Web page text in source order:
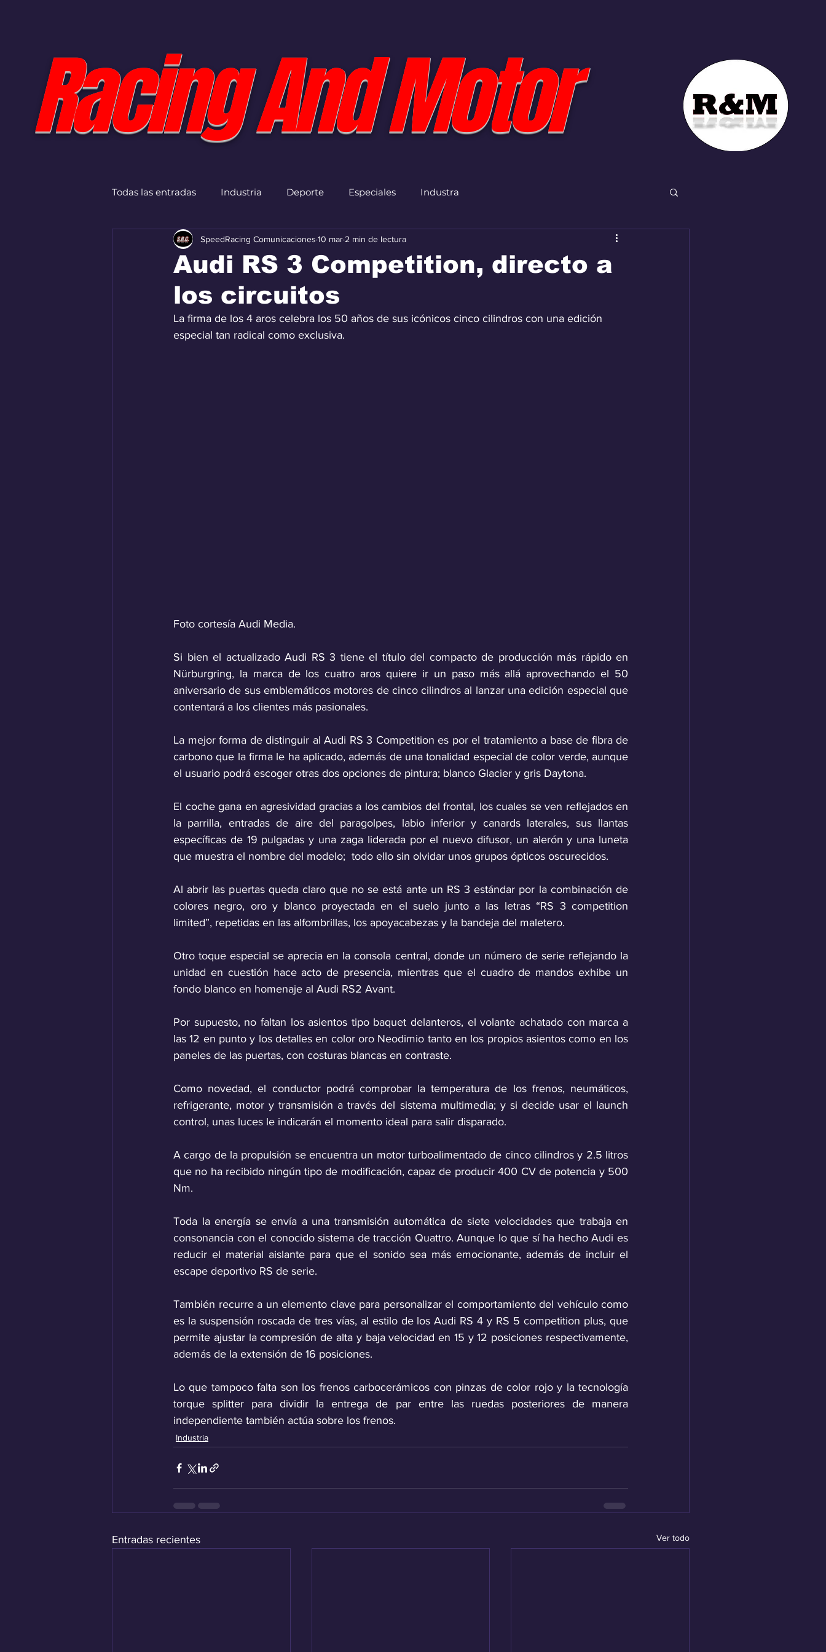
Racing And Motor
Todas las entradas Industria Deporte Especiales Industra
Audi RS 3 Competition, directo a
los circuitos
SpeedRacing Comunicaciones 10 mar 2 min de lectura
La firma de los 4 aros celebra los 50 años de sus icónicos cinco cilindros con una edición
especial tan radical como exclusiva.
Foto cortesía Audi Media.
Si bien el actualizado Audi RS 3 tiene el título del compacto de producción más rápido en
Nürburgring, la marca de los cuatro aros quiere ir un paso más allá aprovechando el 50
aniversario de sus emblemáticos motores de cinco cilindros al lanzar una edición especial que
contentará a los clientes más pasionales.
La mejor forma de distinguir al Audi RS 3 Competition es por el tratamiento a base de fibra de
carbono que la firma le ha aplicado, además de una tonalidad especial de color verde, aunque
el usuario podrá escoger otras dos opciones de pintura; blanco Glacier y gris Daytona.
El coche gana en agresividad gracias a los cambios del frontal, los cuales se ven reflejados en
la parrilla, entradas de aire del paragolpes, labio inferior y canards laterales, sus llantas
específicas de 19 pulgadas y una zaga liderada por el nuevo difusor, un alerón y una luneta
que muestra el nombre del modelo;  todo ello sin olvidar unos grupos ópticos oscurecidos.
Al abrir las puertas queda claro que no se está ante un RS 3 estándar por la combinación de
colores negro, oro y blanco proyectada en el suelo junto a las letras “RS 3 competition
limited”, repetidas en las alfombrillas, los apoyacabezas y la bandeja del maletero.
Otro toque especial se aprecia en la consola central, donde un número de serie reflejando la
unidad en cuestión hace acto de presencia, mientras que el cuadro de mandos exhibe un
fondo blanco en homenaje al Audi RS2 Avant.
Por supuesto, no faltan los asientos tipo baquet delanteros, el volante achatado con marca a
las 12 en punto y los detalles en color oro Neodimio tanto en los propios asientos como en los
paneles de las puertas, con costuras blancas en contraste.
Como novedad, el conductor podrá comprobar la temperatura de los frenos, neumáticos,
refrigerante, motor y transmisión a través del sistema multimedia; y si decide usar el launch
control, unas luces le indicarán el momento ideal para salir disparado.
A cargo de la propulsión se encuentra un motor turboalimentado de cinco cilindros y 2.5 litros
que no ha recibido ningún tipo de modificación, capaz de producir 400 CV de potencia y 500
Nm.
Toda la energía se envía a una transmisión automática de siete velocidades que trabaja en
consonancia con el conocido sistema de tracción Quattro. Aunque lo que sí ha hecho Audi es
reducir el material aislante para que el sonido sea más emocionante, además de incluir el
escape deportivo RS de serie.
También recurre a un elemento clave para personalizar el comportamiento del vehículo como
es la suspensión roscada de tres vías, al estilo de los Audi RS 4 y RS 5 competition plus, que
permite ajustar la compresión de alta y baja velocidad en 15 y 12 posiciones respectivamente,
además de la extensión de 16 posiciones.
Lo que tampoco falta son los frenos carbocerámicos con pinzas de color rojo y la tecnología
torque splitter para dividir la entrega de par entre las ruedas posteriores de manera
independiente también actúa sobre los frenos.
Industria
Entradas recientes Ver todo